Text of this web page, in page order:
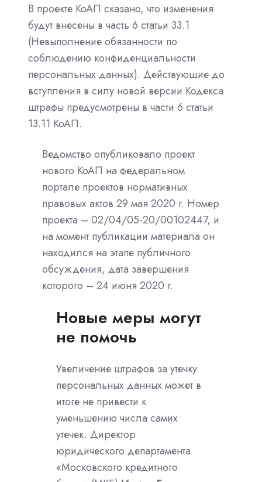
В проекте КоАП сказано, что изменения
будут внесены в часть 6 статьи 33.1
(Невыполнение обязанности по
соблюдению конфиденциальности
персональных данных). Действующие до
вступления в силу новой версии Кодекса
штрафы предусмотрены в части 6 статьи
13.11 КоАП.
Ведомство опубликовало проект
нового КоАП на федеральном
портале проектов нормативных
правовых актов 29 мая 2020 г. Номер
проекта – 02/04/05-20/00102447, и
на момент публикации материала он
находился на этапе публичного
обсуждения, дата завершения
которого – 24 июня 2020 г.
Новые меры могут
не помочь
Увеличение штрафов за утечку
персональных данных может в
итоге не привести к
уменьшению числа самих
утечек. Директор
юридического департамента
«Московского кредитного